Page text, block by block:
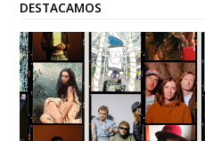
DESTACAMOS